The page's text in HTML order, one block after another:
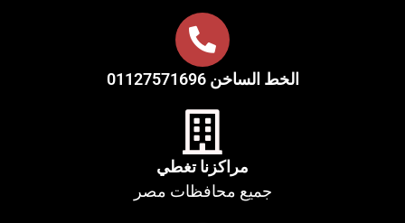
الخط الساخن 01127571696
مراكزنا تغطي​
جميع محافظات مصر